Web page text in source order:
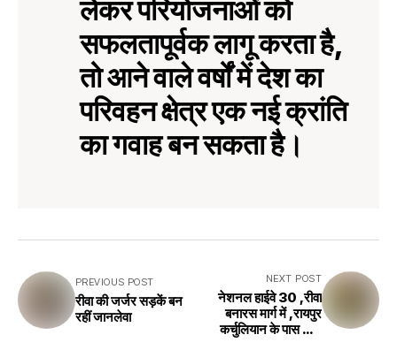
लेकर परियोजनाओं को
सफलतापूर्वक लागू करता है,
तो आने वाले वर्षों में देश का
परिवहन क्षेत्र एक नई क्रांति
का गवाह बन सकता है।
PREVIOUS POST
रीवा की जर्जर सड़कें बन
रहीं जानलेवा
NEXT POST
नेशनल हाईवे 30 ,रीवा
बनारस मार्ग में ,रायपुर
कर्चुलियान के पास भारी